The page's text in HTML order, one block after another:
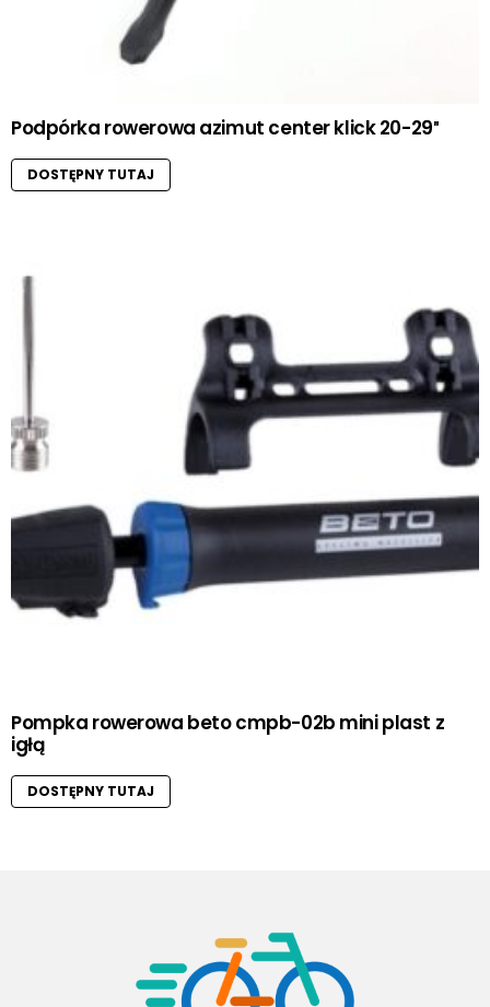
Podpórka rowerowa azimut center klick 20-29″
DOSTĘPNY TUTAJ
Pompka rowerowa beto cmpb-02b mini plast z
igłą
DOSTĘPNY TUTAJ